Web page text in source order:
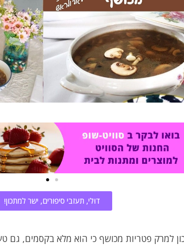
דוּלי, תעזבי סיפורים, ישר למתכון!
למרק פטריות מכושף כי הוא מלא בקסמים, גם